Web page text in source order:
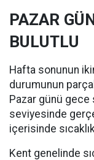
PAZAR
BULUTLU
Hafta sonunun
durumunun
Pazar günü gece
seviyesinde
içerisinde
Kent genelinde